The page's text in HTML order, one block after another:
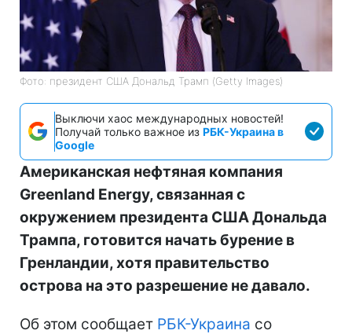
Фото: президент США Дональд Трамп (Getty Images)
Выключи хаос международных новостей!
Получай только важное из РБК-Украина в
Google
Американская нефтяная компания
Greenland Energy, связанная с
окружением президента США Дональда
Трампа, готовится начать бурение в
Гренландии, хотя правительство
острова на это разрешение не давало.
Об этом сообщает РБК-Украина со